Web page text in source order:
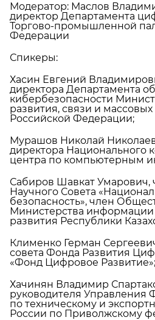
Модератор: Маслов
директор Департамента
Торгово-промышленной
Федерации
Спикеры:
Хасин Евгений
директора Департамента
кибербезопасности
развития, связи и
Российской Федерации;
Мурашов Николай
директора Национального
центра по компьютерным
Сабиров Шавкат Умарович,
Научного Совета
безопасность», член
Министерства
развития Республики
Клименко Герман
совета Фонда Развития
«Фонд Цифровое Развитие»;
Хачинян Владимир
руководителя Управления
по техническому и
России по Приволжскому